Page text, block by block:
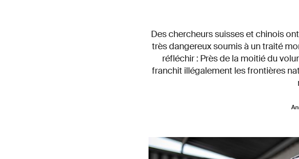
Des chercheurs suisses et chinois
très dangereux soumis à un traité
réfléchir : Près de la moitié du
franchit illégalement les frontières